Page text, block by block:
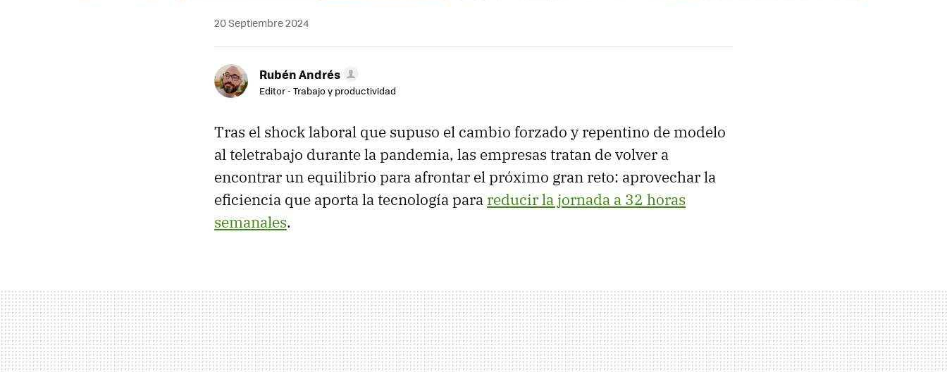
20 Septiembre 2024
Rubén Andrés
Editor - Trabajo y productividad
Tras el shock laboral que supuso el cambio forzado y repentino de modelo
al teletrabajo durante la pandemia, las empresas tratan de volver a
encontrar un equilibrio para afrontar el próximo gran reto: aprovechar la
eficiencia que aporta la tecnología para reducir la jornada a 32 horas
semanales.